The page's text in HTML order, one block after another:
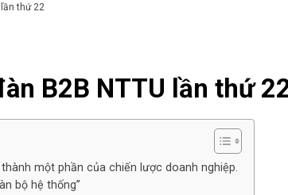
lần thứ 22
B2B NTTU lần thứ
một phần của chiến lược doanh nghiệp.
bộ hệ thống”